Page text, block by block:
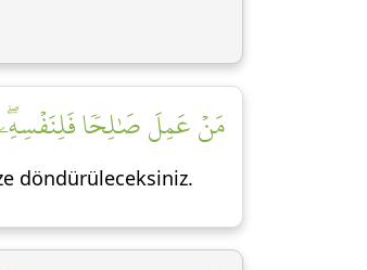
مَنۡ عَمِلَ صَٰلِحٗا فَلِنَفۡسِهِۦۖ
döndürüleceksiniz.